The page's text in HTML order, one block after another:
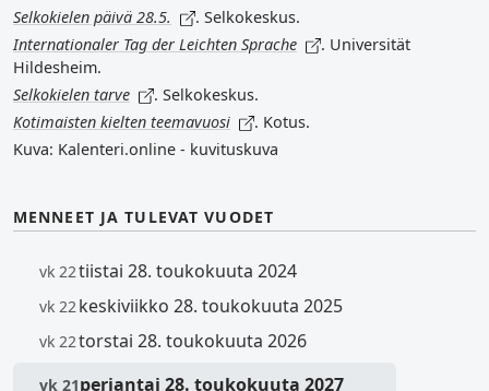
Selkokielen päivä 28.5.
. Selkokeskus.
Internationaler Tag der Leichten Sprache
. Universität
Hildesheim.
Selkokielen tarve
. Selkokeskus.
Kotimaisten kielten teemavuosi
. Kotus.
Kuva: Kalenteri.online - kuvituskuva
MENNEET JA TULEVAT VUODET
vk 22tiistai 28. toukokuuta 2024
vk 22 keskiviikko 28. toukokuuta 2025
vk 22torstai 28. toukokuuta 2026
vk 21perjantai 28. toukokuuta 2027